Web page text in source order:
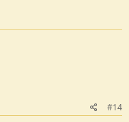
#14